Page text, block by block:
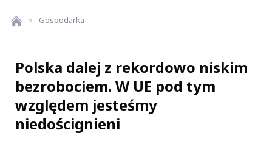
» Gospodarka
Polska dalej z rekordowo niskim
bezrobociem. W UE pod tym
względem jesteśmy
niedoścignieni